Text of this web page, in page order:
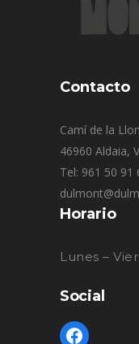
Contacto
Camí de la
46960 Aldaia,
Tel: 961 50 91
Horario
Lunes –
Social